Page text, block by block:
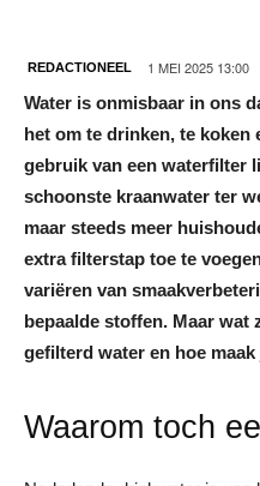
REDACTIONEEL 1 MEI 2025 13:00
Water is onmisbaar in ons
het om te drinken, te koken
gebruik van een waterfilter
schoonste kraanwater ter
maar steeds meer
extra filterstap toe te
variëren van
bepaalde stoffen. Maar wat
gefilterd water en hoe
Waarom toch